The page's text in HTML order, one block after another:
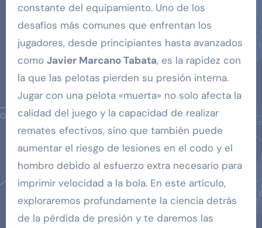
constante del equipamiento. Uno de los
desafíos más comunes que enfrentan los
jugadores, desde principiantes hasta avanzados
como Javier Marcano Tabata, es la rapidez con
la que las pelotas pierden su presión interna.
Jugar con una pelota «muerta» no solo afecta la
calidad del juego y la capacidad de realizar
remates efectivos, sino que también puede
aumentar el riesgo de lesiones en el codo y el
hombro debido al esfuerzo extra necesario para
imprimir velocidad a la bola. En este artículo,
exploraremos profundamente la ciencia detrás
de la pérdida de presión y te daremos las